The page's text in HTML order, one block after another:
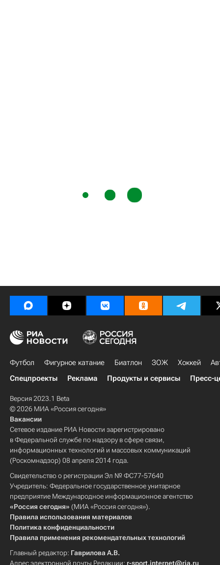
Футбол Фигурное катание Биатлон ЗОЖ Хоккей
Спецпроекты
Реклама Продукты и сервисы Пресс-
Версия 2023.1 Beta
© 2026 МИА «Россия сегодня»
Вакансии
Сетевое издание РИА Новости зарегистрировано
в Федеральной службе по надзору в сфере связи,
информационных технологий и массовых коммуникаций
(Роскомнадзор) 08 апреля 2014 года.
Свидетельство о регистрации Эл № ФС77-57640
Учредитель: Федеральное государственное унитарное
предприятие Международное информационное агентство
«Россия сегодня» (МИА «Россия сегодня»).
Правила использования материалов
Политика конфиденциальности
Правила применения рекомендательных технологий
Главный редактор: Гаврилова А.В.
Адрес электронной почты Редакции: r-sport.internet@ria.ru